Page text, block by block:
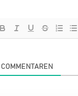
COMMENTAREN